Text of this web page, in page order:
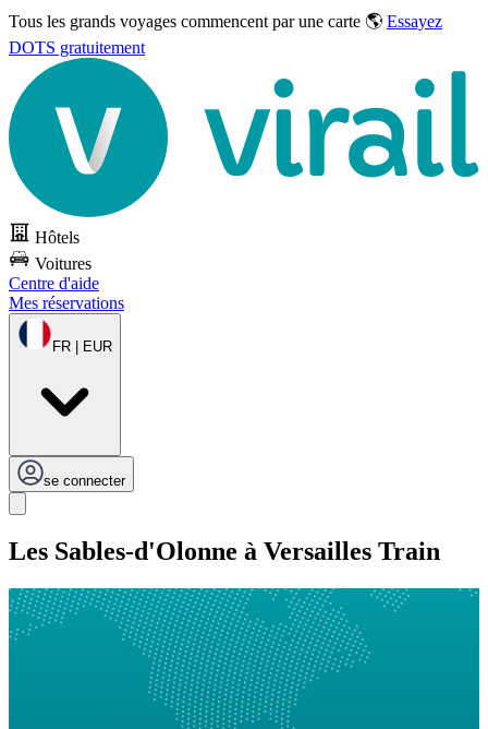
Tous les grands voyages commencent par une carte 🌎 Essayez
DOTS gratuitement
Hôtels
Voitures
Centre d'aide
Mes réservations
FR | EUR
se connecter
Les Sables-d'Olonne à Versailles Train